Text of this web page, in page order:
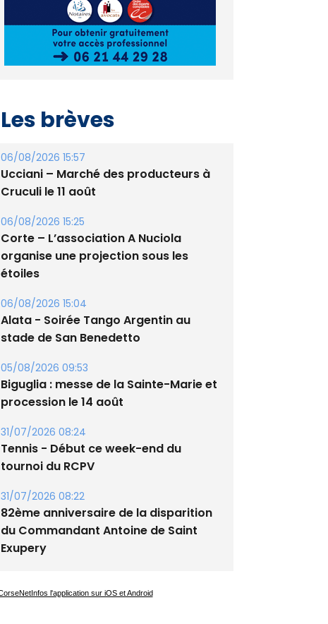
Les brèves
06/08/2026 15:57
Ucciani – Marché des producteurs à
Cruculi le 11 août
06/08/2026 15:25
Corte – L’association A Nuciola
organise une projection sous les
étoiles
06/08/2026 15:04
Alata - Soirée Tango Argentin au
stade de San Benedetto
05/08/2026 09:53
Biguglia : messe de la Sainte-Marie et
procession le 14 août
31/07/2026 08:24
Tennis - Début ce week-end du
tournoi du RCPV
31/07/2026 08:22
82ème anniversaire de la disparition
du Commandant Antoine de Saint
Exupery